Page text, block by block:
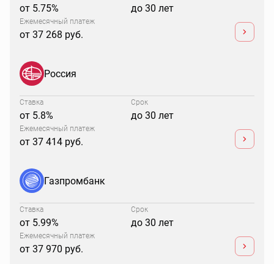
от 5.75% до 30 лет
Ежемесячный платеж
от 37 268 руб.
Россия
Ставка
от 5.8%
Срок
до 30 лет
Ежемесячный платеж
от 37 414 руб.
Газпромбанк
Ставка
от 5.99%
Срок
до 30 лет
Ежемесячный платеж
от 37 970 руб.